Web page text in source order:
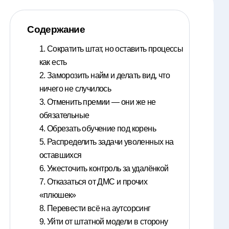
Содержание
1. Сократить штат, но оставить процессы
как есть
2. Заморозить найм и делать вид, что
ничего не случилось
3. Отменить премии — они же не
обязательные
4. Обрезать обучение под корень
5. Распределить задачи уволенных на
оставшихся
6. Ужесточить контроль за удалёнкой
7. Отказаться от ДМС и прочих
«плюшек»
8. Перевести всё на аутсорсинг
9. Уйти от штатной модели в сторону